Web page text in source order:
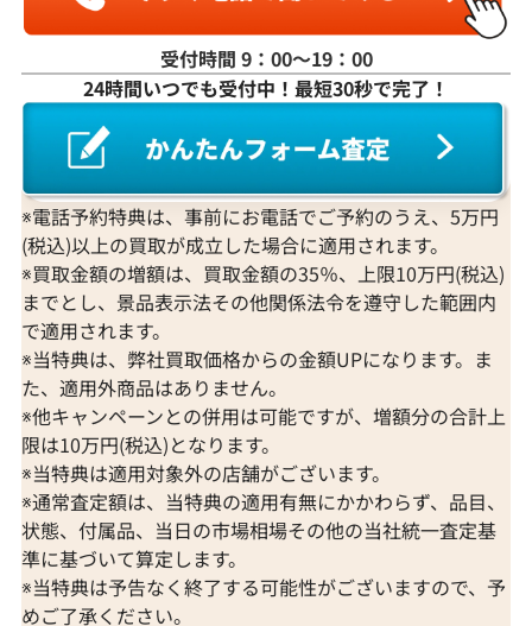
受付時間 9：00〜19：00
24時間いつでも受付中！最短30秒で完了！
※電話予約特典は、事前にお電話でご予約のうえ、5万円
(税込)以上の買取が成立した場合に適用されます。
※買取金額の増額は、買取金額の35％、上限10万円(税込)
までとし、景品表示法その他関係法令を遵守した範囲内
で適用されます。
※当特典は、弊社買取価格からの金額UPになります。ま
た、適用外商品はありません。
※他キャンペーンとの併用は可能ですが、増額分の合計上
限は10万円(税込)となります。
※当特典は適用対象外の店舗がございます。
※通常査定額は、当特典の適用有無にかかわらず、品目、
状態、付属品、当日の市場相場その他の当社統一査定基
準に基づいて算定します。
※当特典は予告なく終了する可能性がございますので、予
めご了承ください。